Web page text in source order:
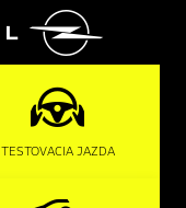
TESTOVACIA JAZDA